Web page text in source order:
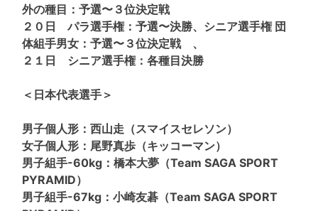
外の種目：予選〜３位決定戦
２０日 パラ選手権：予選〜決勝、シニア選手権 団
体組手男女：予選〜３位決定戦 、
２１日 シニア選手権：各種目決勝
＜日本代表選手＞
男子個人形：西山走（スマイスセレソン）
女子個人形：尾野真歩（キッコーマン）
男子組手-60kg：橋本大夢（Team SAGA SPORT
PYRAMID）
男子組手-67kg：小崎友碁（Team SAGA SPORT